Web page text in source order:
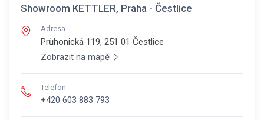
Showroom KETTLER, Praha - Čestlice
Adresa
Průhonická 119, 251 01 Čestlice
Zobrazit na mapě
Telefon
+420 603 883 793